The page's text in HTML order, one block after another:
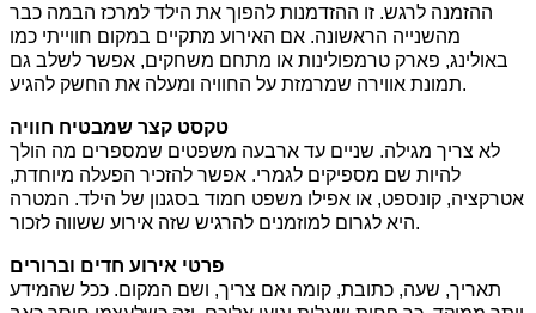
ההזמנה לרגש. זו ההזדמנות להפוך את הילד למרכז הבמה כבר
מהשנייה הראשונה. אם האירוע מתקיים במקום חווייתי כמו
באולינג, פארק טרמפולינות או מתחם משחקים, אפשר לשלב גם
תמונת אווירה שמרמזת על החוויה ומעלה את החשק להגיע.
טקסט קצר שמבטיח חוויה
לא צריך מגילה. שניים עד ארבעה משפטים שמספרים מה הולך
להיות שם מספיקים לגמרי. אפשר להזכיר הפעלה מיוחדת,
אטרקציה, קונספט, או אפילו משפט חמוד בסגנון של הילד. המטרה
היא לגרום למוזמנים להרגיש שזה אירוע ששווה לזכור.
פרטי אירוע חדים וברורים
תאריך, שעה, כתובת, קומה אם צריך, ושם המקום. ככל שהמידע